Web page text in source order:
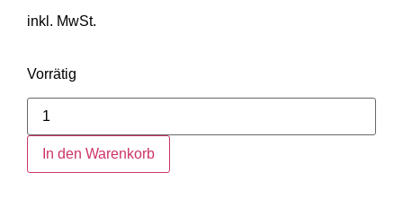
inkl. MwSt.
Vorrätig
In den Warenkorb